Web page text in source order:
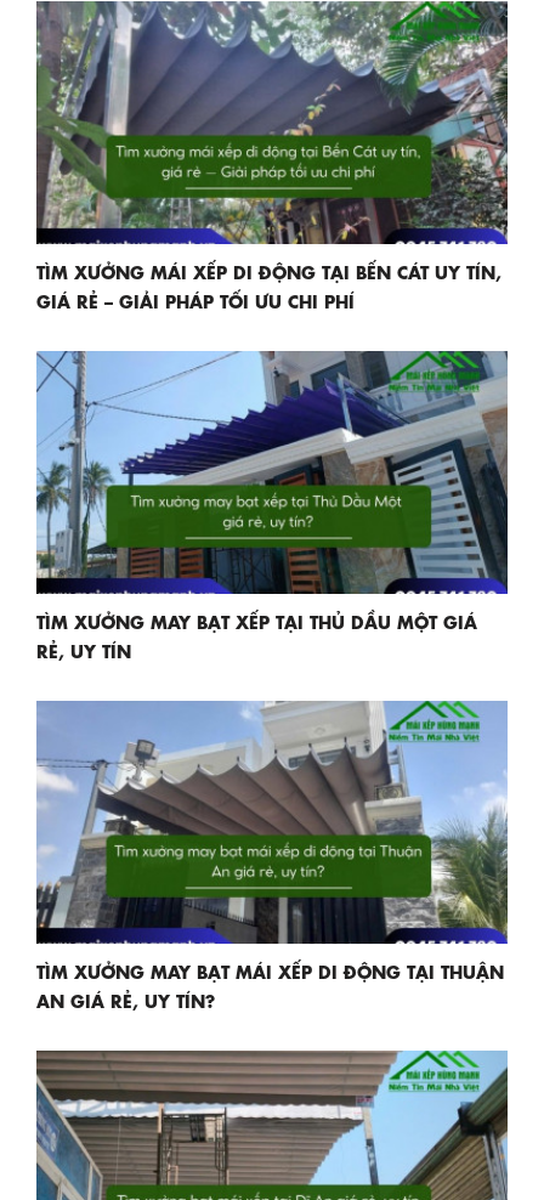
TÌM XƯỞNG MÁI XẾP DI ĐỘNG TẠI BẾN CÁT UY TÍN,
GIÁ RẺ – GIẢI PHÁP TỐI ƯU CHI PHÍ
TÌM XƯỞNG MAY BẠT XẾP TẠI THỦ DẦU MỘT GIÁ
RẺ, UY TÍN
TÌM XƯỞNG MAY BẠT MÁI XẾP DI ĐỘNG TẠI THUẬN
AN GIÁ RẺ, UY TÍN?